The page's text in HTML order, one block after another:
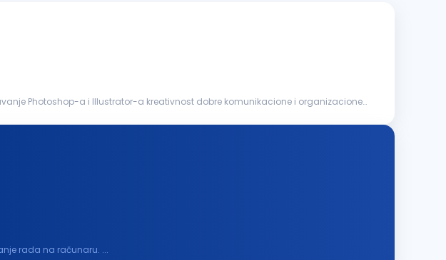
Photoshop-a i Illustrator-a kreativnost dobre komunikacione i organizacione
rada na računaru. ...